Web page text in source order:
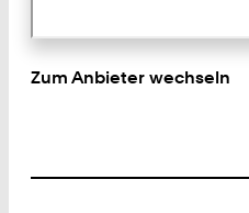
Zum Anbieter wechseln